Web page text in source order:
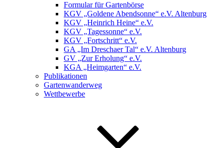
Formular für Gartenbörse
KGV „Goldene Abendsonne“ e.V. Altenburg
KGV „Heinrich Heine“ e.V.
KGV „Tagessonne“ e.V.
KGV „Fortschritt“ e.V.
GA „Im Dreschaer Tal“ e.V. Altenburg
GV „Zur Erholung“ e.V.
KGA „Heimgarten“ e.V.
Publikationen
Gartenwanderweg
Wettbewerbe